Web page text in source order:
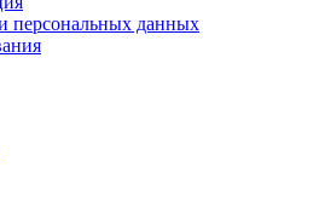
персональных данных